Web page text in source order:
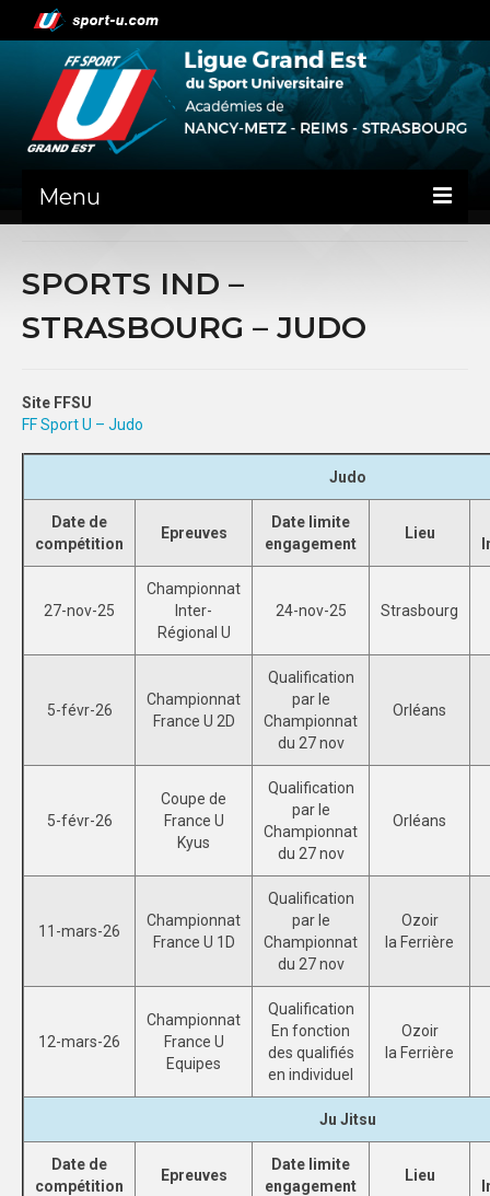
Menu
PRÉSENTATION
NANCY-METZ
REIMS
SPORTS CO
NANCY-METZ
REIMS
STRASBOURG
SPORTS IND
STRASBOURG
NANCY-METZ
STRASBOURG
COMMUNICATION
SPORTS IND –
STRASBOURG – JUDO
Site FFSU
FF Sport U – Judo
Judo
Date de
compétition
Epreuves
Date limite
engagement
Lieu
27-nov-25
Championnat
Inter-
Régional U
24-nov-25 Strasbourg
5-févr-26
Championnat
France U 2D
Qualification
par le
Championnat
du 27 nov
Orléans
5-févr-26
Coupe de
France U
Kyus
Qualification
par le
Championnat
du 27 nov
Orléans
11-mars-26
Championnat
France U 1D
Qualification
par le
Championnat
du 27 nov
Ozoir
la Ferrière
12-mars-26
Championnat
France U
Equipes
Qualification
En fonction
des qualifiés
en individuel
Ozoir
la Ferrière
Ju Jitsu
Date de
compétition
Epreuves
Date limite
engagement
Lieu